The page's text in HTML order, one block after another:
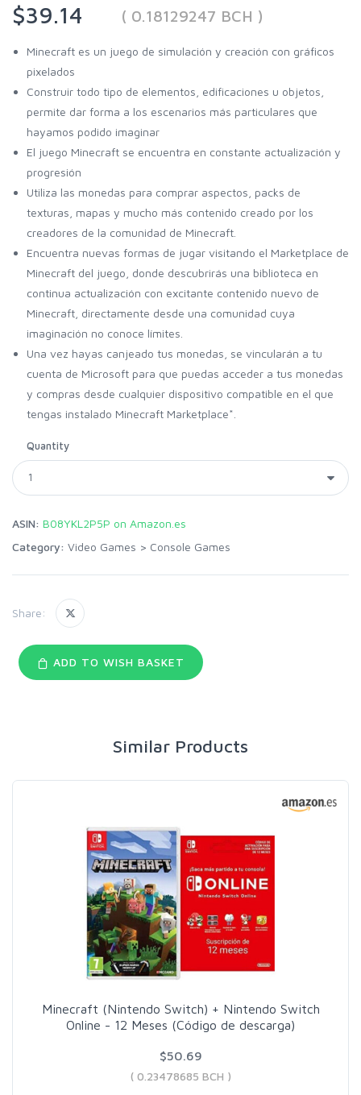
$39.14
( 0.18129247 BCH )
Minecraft es un juego de simulación y creación con gráficos
pixelados
Construir todo tipo de elementos, edificaciones u objetos,
permite dar forma a los escenarios más particulares que
hayamos podido imaginar
El juego Minecraft se encuentra en constante actualización y
progresión
Utiliza las monedas para comprar aspectos, packs de
texturas, mapas y mucho más contenido creado por los
creadores de la comunidad de Minecraft.
Encuentra nuevas formas de jugar visitando el Marketplace de
Minecraft del juego, donde descubrirás una biblioteca en
continua actualización con excitante contenido nuevo de
Minecraft, directamente desde una comunidad cuya
imaginación no conoce límites.
Una vez hayas canjeado tus monedas, se vincularán a tu
cuenta de Microsoft para que puedas acceder a tus monedas
y compras desde cualquier dispositivo compatible en el que
tengas instalado Minecraft Marketplace*.
Quantity
ASIN: B08YKL2P5P on Amazon.es
Category: Video Games > Console Games
Share:
ADD TO WISH BASKET
Similar Products
Minecraft (Nintendo Switch) + Nintendo Switch
Online - 12 Meses (Código de descarga)
$50.69
( 0.23478685 BCH )